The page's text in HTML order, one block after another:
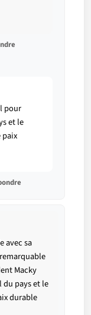
pour
et le
paix
avec sa
Macky
pays et le
durable